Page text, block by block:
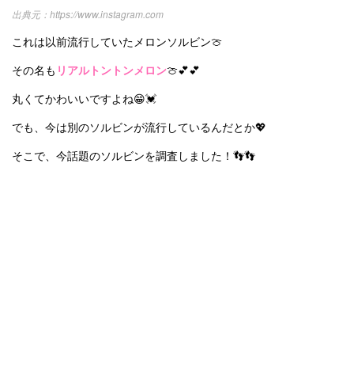
https://www.instagram.com
これは以前流行していたメロンソルビン🍈
その名も リアルトントンメロン🍈💕💕
丸くてかわいいですよね😁💓
でも、今は別のソルビンが流行しているんだとか💖
そこで、今話題のソルビンを調査しました！👣👣